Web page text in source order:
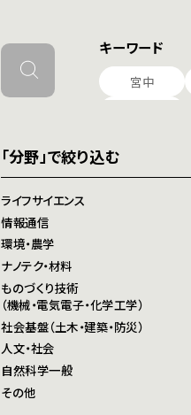
キーワード
宮中
「分野」で絞り込む
ライフサイエンス
情報通信
環境・農学
ナノテク・材料
ものづくり技術
（機械・電気電子・化学工学）
社会基盤（土木・建築・防災）
人文・社会
自然科学一般
その他